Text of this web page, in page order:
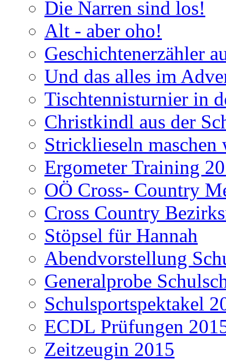
Die Narren sind los!
Alt - aber oho!
Geschichtenerzähler
Und das alles im
Tischtennisturnier in
Christkindl aus der
Stricklieseln maschen
Ergometer Training
OÖ Cross- Country
Cross Country
Stöpsel für Hannah
Abendvorstellung
Generalprobe
Schulsportspektakel
ECDL Prüfungen
Zeitzeugin 2015